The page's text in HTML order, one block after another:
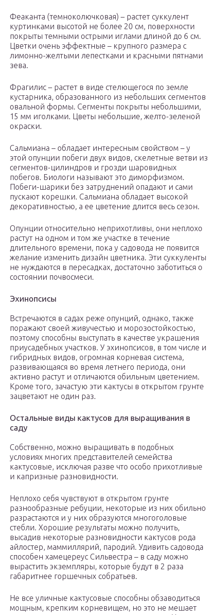
Феаканта (темноколючковая) – растет суккулент
куртинками высотой не более 20 см, поверхности
покрыты темными острыми иглами длиной до 6 см.
Цветки очень эффектные – крупного размера с
лимонно-желтыми лепестками и красными пятнами
зева.
Фрагилис – растет в виде стелющегося по земле
кустарника, образованного из небольших сегментов
овальной формы. Сегменты покрыты небольшими,
15 мм иголками. Цветы небольшие, желто-зеленой
окраски.
Сальмиана – обладает интересным свойством – у
этой опунции побеги двух видов, скелетные ветви из
сегментов-цилиндров и грозди шаровидных
побегов. Биологи называют это диморфизмом.
Побеги-шарики без затруднений опадают и сами
пускают корешки. Сальмиана обладает высокой
декоративностью, а ее цветение длится весь сезон.
Опунции относительно неприхотливы, они неплохо
растут на одном и том же участке в течение
длительного времени, пока у садовода не появится
желание изменить дизайн цветника. Эти суккуленты
не нуждаются в пересадках, достаточно заботиться о
состоянии почвосмеси.
Эхинопсисы
Встречаются в садах реже опунций, однако, также
поражают своей живучестью и морозостойкостью,
поэтому способны выступать в качестве украшения
приусадебных участков. У эхинопсисов, в том числе и
гибридных видов, огромная корневая система,
развивающаяся во время летнего периода, они
активно растут и отличаются обильным цветением.
Кроме того, зачастую эти кактусы в открытом грунте
зацветают не один раз.
Остальные виды кактусов для выращивания в
саду
Собственно, можно выращивать в подобных
условиях многих представителей семейства
кактусовые, исключая разве что особо прихотливые
и капризные разновидности.
Неплохо себя чувствуют в открытом грунте
разнообразные ребуции, некоторые из них обильно
разрастаются и у них образуются многоголовые
стебли. Хорошие результаты можно получить,
высадив некоторые разновидности кактусов рода
айлостер, маммиллярий, пародий. Удивить садовода
способен хамецереус Сильвестра – в саду можно
вырастить экземпляры, которые будут в 2 раза
габаритнее горшечных собратьев.
Не все уличные кактусовые способны обзаводиться
мощным, крепким корневищем, но это не мешает